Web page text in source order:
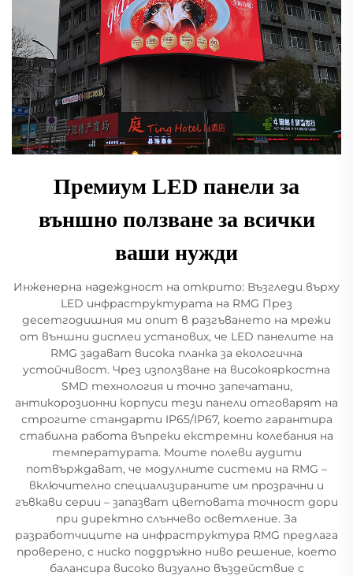
Премиум LED панели за
външно ползване за всички
ваши нужди
Инженерна надеждност на открито: Възгледи върху
LED инфраструктурата на RMG През
десетгодишния ми опит в разгъването на мрежи
от външни дисплеи установих, че LED панелите на
RMG задават висока планка за екологична
устойчивост. Чрез използване на високояркостна
SMD технология и точно запечатани,
антикорозионни корпуси тези панели отговарят на
строгите стандарти IP65/IP67, което гарантира
стабилна работа въпреки екстремни колебания на
температурата. Моите полеви аудити
потвърждават, че модулните системи на RMG –
включително специализираните им прозрачни и
гъвкави серии – запазват цветовата точност дори
при директно слънчево осветление. За
разработчиците на инфраструктура RMG предлага
проверено, с ниско поддръжно ниво решение, което
балансира високо визуално въздействие с